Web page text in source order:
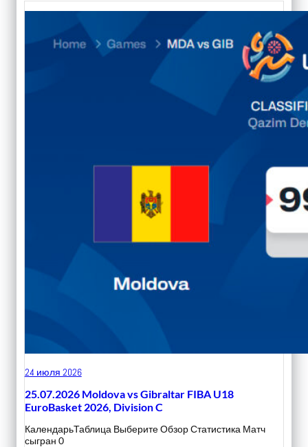
24 июля 2026
25.07.2026 Moldova vs Gibraltar FIBA U18
EuroBasket 2026, Division C
КалендарьТаблица Выберите Обзор Статистика Матч
сыгран 0